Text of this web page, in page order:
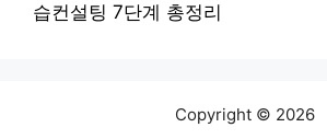
습컨설팅 7단계 총정리
Copyright © 2026